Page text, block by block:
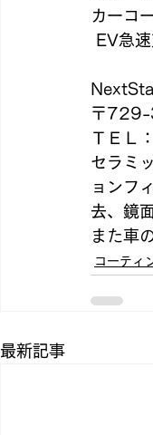
カーコ
EV急
〒729-
ＴＥ
セラミ
ョンフ
去、鏡
また車
コーティ
最新記事